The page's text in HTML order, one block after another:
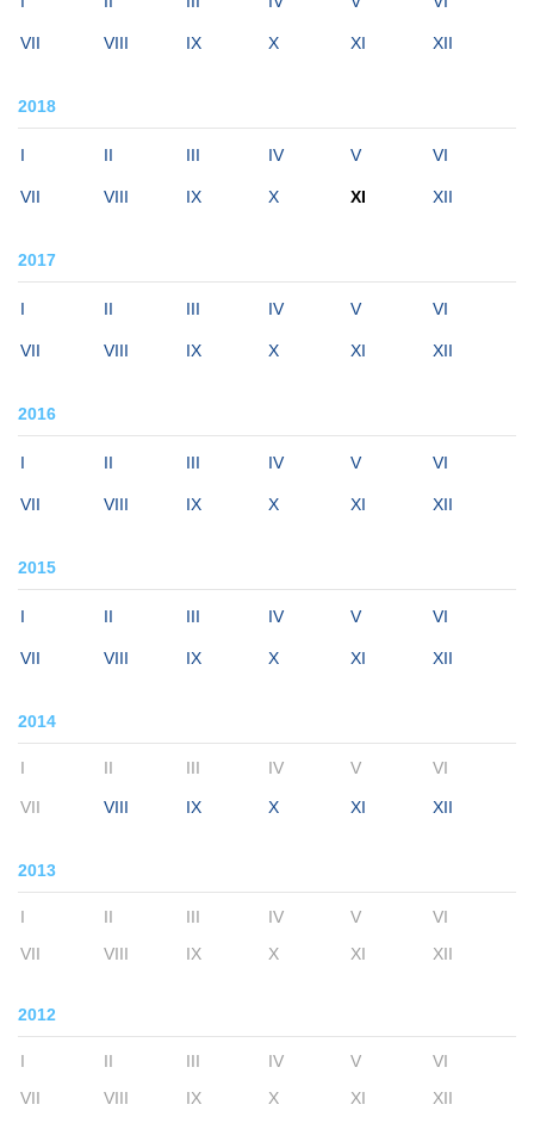
VII VIII IX X XI XII
2018
I II III IV V VI
VII VIII IX X XI XII
2017
I II III IV V VI
VII VIII IX X XI XII
2016
I II III IV V VI
VII VIII IX X XI XII
2015
I II III IV V VI
VII VIII IX X XI XII
2014
I II III IV V VI
VII VIII IX X XI XII
2013
I II III IV V
VI
VII
VIII IX X XI XII
2012
I II III IV V
VI
VII
VIII IX X XI XII